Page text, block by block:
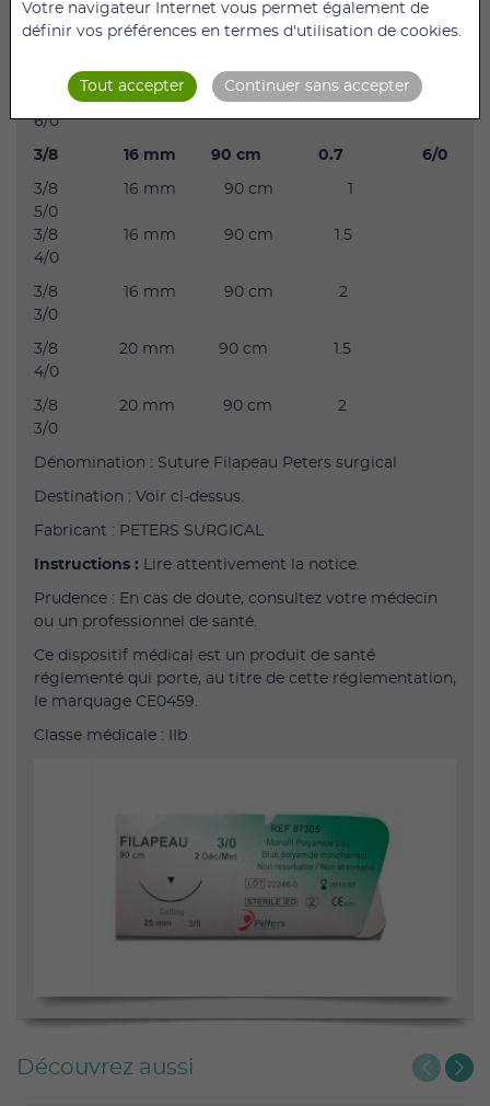
Modèles disponibles :
3/8 12 mm 90 cm 0.7
6/0
3/8 16 mm 90 cm 0.7 6/0
3/8 16 mm 90 cm 1
5/0
3/8 16 mm 90 cm 1.5
4/0
3/8 16 mm 90 cm 2
3/0
3/8 20 mm 90 cm 1.5
4/0
3/8 20 mm 90 cm 2
3/0
Dénomination : Suture Filapeau Peters surgical
Destination : Voir ci-dessus.
Fabricant : PETERS SURGICAL
Instructions : Lire attentivement la notice.
Prudence : En cas de doute, consultez votre médecin
ou un professionnel de santé.
Ce dispositif médical est un produit de santé
réglementé qui porte, au titre de cette réglementation,
le marquage CE0459.
Classe médicale : IIb
Découvrez aussi
Votre navigateur Internet vous permet également de
définir vos préférences en termes d'utilisation de cookies.
Tout accepter Continuer sans accepter